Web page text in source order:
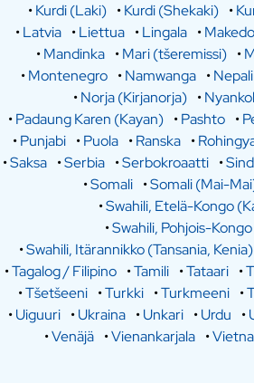
•Kurdi (Laki) •Kurdi (Shekaki) •
•Latvia •Liettua •Lingala •
•Mandinka •Mari (tšeremissi) •
•Montenegro •Namwanga •Nepali
•Norja (Kirjanorja) •
•Padaung Karen (Kayan) •Pashto •
•Punjabi •Puola •Ranska •
•Saksa •Serbia •Serbokroaatti •
•Somali •Somali (Mai-
•Swahili, Etelä-Kongo
•Swahili, Pohjois-
•Swahili, Itärannikko (Tansania, Kenia)
•Tagalog / Filipino •Tamili •Tataari •
•Tšetšeeni •Turkki •Turkmeeni •
•Uiguuri •Ukraina •Unkari •Urdu •
•Venäjä •Vienankarjala •